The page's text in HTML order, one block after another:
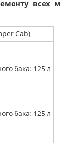
всех
Cab)
бака: 125 л
бака: 125 л